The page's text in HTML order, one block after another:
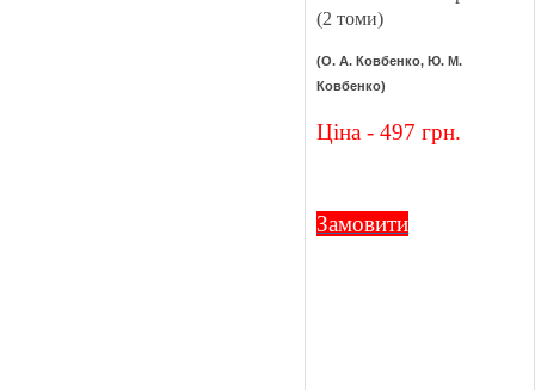
(2 томи)
(О. А. Ковбенко, Ю. М.
Ковбенко)
Ціна - 497 грн.
Замовити